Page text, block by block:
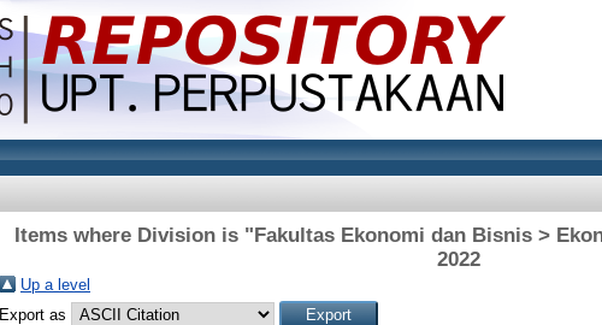
Items where Division is "Fakultas Ekonomi dan Bisnis >
2022
Up a level
Export as